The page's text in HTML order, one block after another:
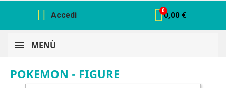
Accedi 0,00 €
MENÙ
POKEMON - FIGURE